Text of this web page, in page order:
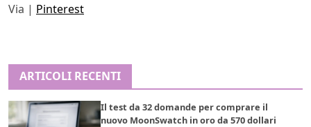
Via | Pinterest
ARTICOLI RECENTI
Il test da 32 domande per comprare il
nuovo MoonSwatch in oro da 570 dollari